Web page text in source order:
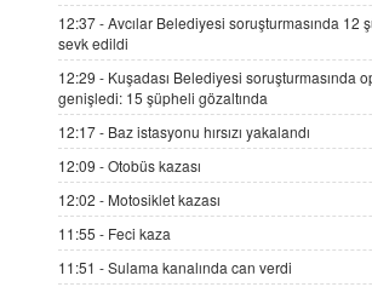
15.09.2025 16:17
SEHER EREK
Kış Ayları Geldi, Hangi
Alınmalı?
9.12.2025 10:11
İNCİ GÜL AKÖL
Trump Keşke Adana'yı da
06.07.2026 13:00
12:37 -Avcılar Belediyesi soruşturmasında 12
sevk edildi
12:29 - Kuşadası Belediyesi soruşturmasında
genişledi: 15 şüpheli gözaltında
12:17 - Baz istasyonu hırsızı yakalandı
12:09 -Otobüs kazası
12:02 - Motosiklet kazası
11:55 - Feci kaza
11:51 -Sulama kanalında can verdi